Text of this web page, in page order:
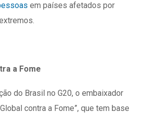
em países afetados por
a Fome
do Brasil no G20, o embaixador
contra a Fome”, que tem base